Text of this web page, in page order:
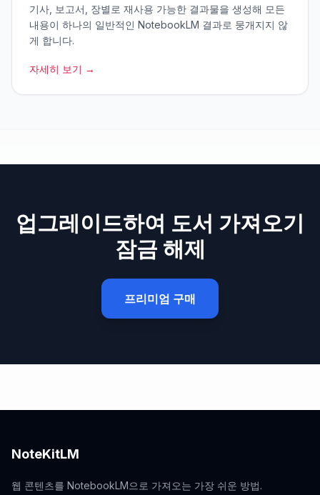
기사, 보고서, 장별로 재사용 가능한 결과물을 생성해 모든
내용이 하나의 일반적인 NotebookLM 결과로 뭉개지지 않
게 합니다.
자세히 보기 →
업그레이드하여 도서 가져오기
잠금 해제
프리미엄 구매
NoteKitLM
웹 콘텐츠를 NotebookLM으로 가져오는 가장 쉬운 방법.